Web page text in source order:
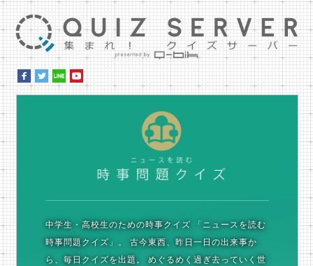
中学生・高校生のための時事クイズ 「ニュースを読む
時事問題クイズ」。
古今東西、昨日一日の出来事か
ら、毎日クイズを出題。
めぐるめく過ぎ去っていく世